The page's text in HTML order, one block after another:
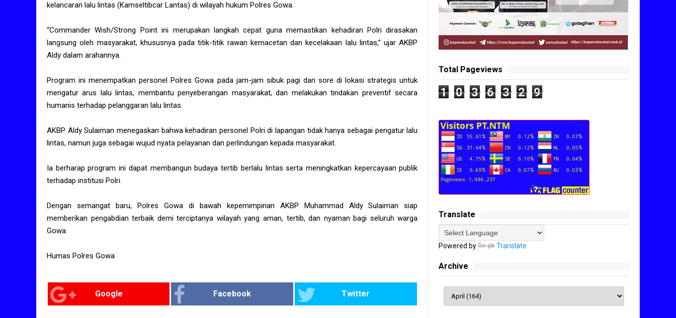
kelancaran lalu lintas (Kamseltibcar Lantas) di wilayah hukum Polres Gowa.
“Commander Wish/Strong Point ini merupakan langkah cepat guna memastikan kehadiran Polri dirasakan
langsung oleh masyarakat, khususnya pada titik-titik rawan kemacetan dan kecelakaan lalu lintas,” ujar AKBP
Aldy dalam arahannya.
Program ini menempatkan personel Polres Gowa pada jam-jam sibuk pagi dan sore di lokasi strategis untuk
mengatur arus lalu lintas, membantu penyeberangan masyarakat, dan melakukan tindakan preventif secara
humanis terhadap pelanggaran lalu lintas.
AKBP Aldy Sulaiman menegaskan bahwa kehadiran personel Polri di lapangan tidak hanya sebagai pengatur lalu
lintas, namun juga sebagai wujud nyata pelayanan dan perlindungan kepada masyarakat.
Ia berharap program ini dapat membangun budaya tertib berlalu lintas serta meningkatkan kepercayaan publik
terhadap institusi Polri.
Dengan semangat baru, Polres Gowa di bawah kepemimpinan AKBP Muhammad Aldy Sulaiman siap
memberikan pengabdian terbaik demi terciptanya wilayah yang aman, tertib, dan nyaman bagi seluruh warga
Gowa.
Humas Polres Gowa
Google Facebook Twitter
Total Pageviews
1 0 3 6 3 2 9
Translate
Powered by Translate
Archive